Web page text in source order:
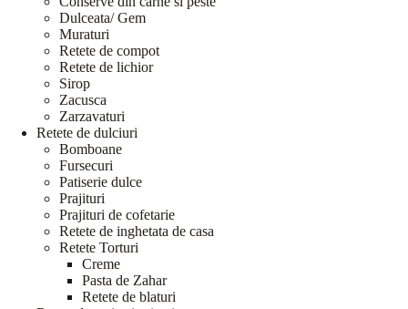
Dulceata/ Gem
Muraturi
Retete de compot
Retete de lichior
Sirop
Zacusca
Zarzavaturi
Retete de dulciuri
Bomboane
Fursecuri
Patiserie dulce
Prajituri
Prajituri de cofetarie
Retete de inghetata de casa
Retete Torturi
Creme
Pasta de Zahar
Retete de blaturi